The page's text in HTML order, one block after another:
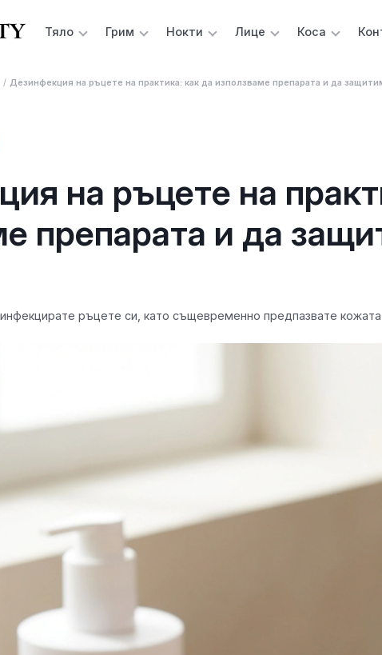
Тяло Грим Нокти Лице Коса
Дезинфекция на ръцете на практика: как да използваме препарата и да
на ръцете на
препарата и да
ръцете си, като същевременно предпазвате